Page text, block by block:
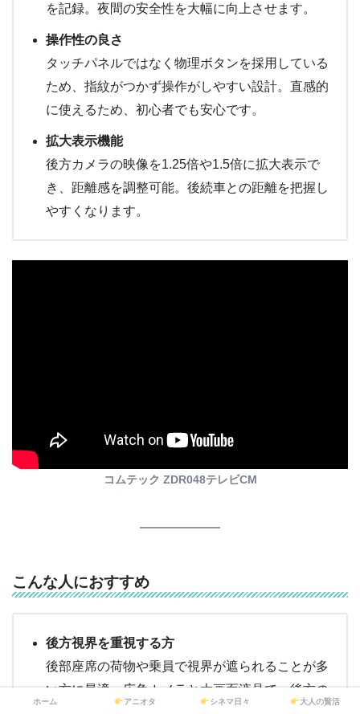
を記録。夜間の安全性を大幅に向上させます。
操作性の良さ
タッチパネルではなく物理ボタンを採用している
ため、指紋がつかず操作がしやすい設計。直感的
に使えるため、初心者でも安心です。
拡大表示機能
後方カメラの映像を1.25倍や1.5倍に拡大表示で
き、距離感を調整可能。後続車との距離を把握し
やすくなります。
コムテック ZDR048テレビCM
こんな人におすすめ
後方視界を重視する方
後部座席の荷物や乗員で視界が遮られることが多
い方に最適。広角カメラと大画面液晶で、後方の
ホーム アニオタ シネマ日々 大人の賢活